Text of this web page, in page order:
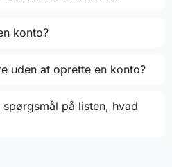
konto?
uden at oprette en konto?
på listen, hvad